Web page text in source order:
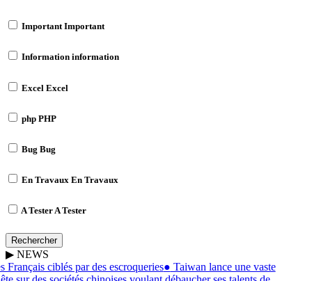
ImportantImportant
Information information
Excel Excel
php PHP
Bug Bug
En Travaux En Travaux
A TesterA Tester
Rechercher
▶ NEWS
ciblés par des escroqueries●Taiwan lance une vaste